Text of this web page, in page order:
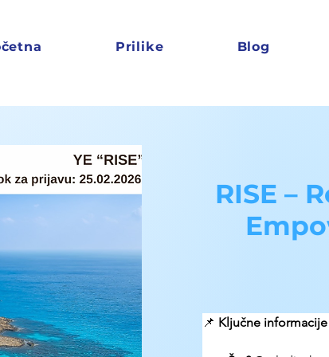
Prilike Blog
RISE –
📌 Ključne informacije